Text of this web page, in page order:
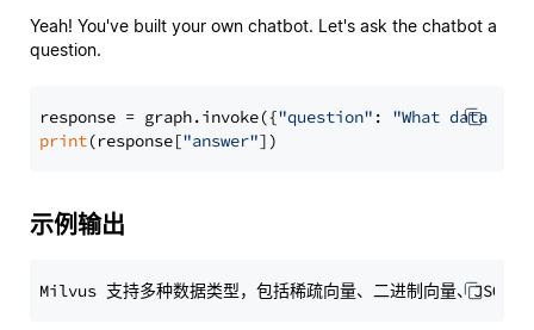
Yeah! You've built your own chatbot. Let's ask the chatbot a
question.
response = graph.invoke({"question" : "What data
print(response["answer"
示例输出